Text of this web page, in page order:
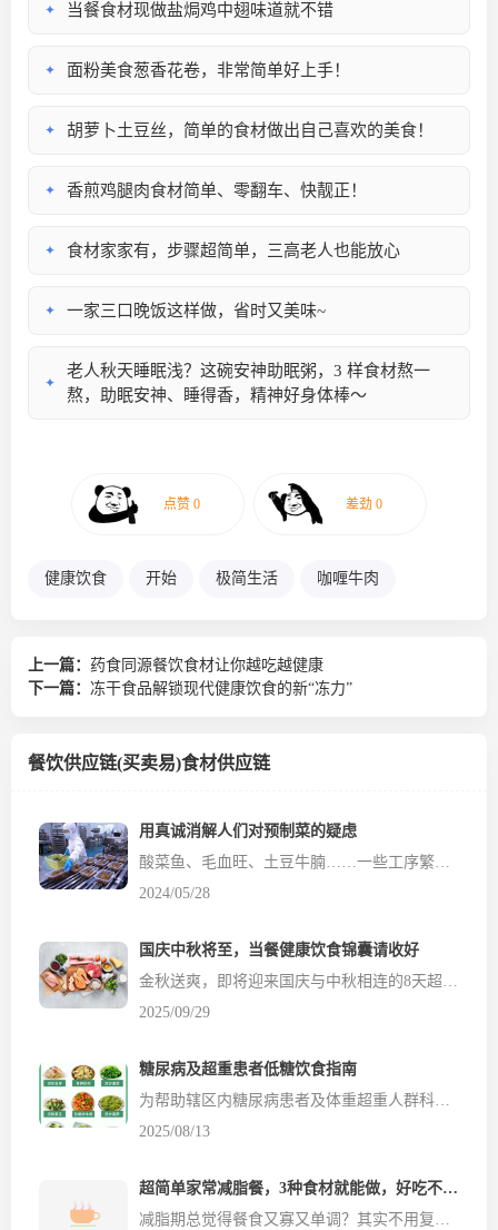
✦ 当餐食材现做盐焗鸡中翅味道就不错
✦ ​面粉美食葱香花卷，非常简单好上手！
✦ 胡萝卜土豆丝，简单的食材做出自己喜欢的美食！
✦ 香煎鸡腿肉食材简单、零翻车、快靓正！
✦ 食材家家有，步骤超简单，三高老人也能放心
✦ 一家三口晚饭这样做，省时又美味~
✦
老人秋天睡眠浅？这碗安神助眠粥，3 样食材熬一
熬，助眠安神、睡得香，精神好身体棒～
健康饮食 开始 极简生活 咖喱牛肉
上一篇： 药食同源餐饮食材让你越吃越健康
下一篇： 冻干食品解锁现代健康饮食的新“冻力”
餐饮供应链(买卖易)食材供应链
用真诚消解人们对预制菜的疑虑
酸菜鱼、毛血旺、土豆牛腩……一些工序繁琐的美味佳肴，餐饮店能在极短时间端到食客面前。究竟是现炒现制，还是预制菜？消费者有疑虑，而一些商家却总是讳莫如深。近日，有企业给出了正面回应。快餐品牌老乡鸡在网络上发布公开信，就菜品是否为预制菜公开回应，表示现做菜占七成以上，还公布了餐厅供应商明细、追溯档案、菜品制作流程等信息。此举不但没有引...
2024/05/28
国庆中秋将至，当餐健康饮食锦囊请收好
金秋送爽，即将迎来国庆与中秋相连的8天超长假期。无论是家庭团聚、走亲访友，还是外出旅行，美食总是节日的主角。然而，大快朵颐之后，体重悄悄上涨、血糖血压波动、肠胃提出“抗议”等情况可能纷纷“找上门”。 健康人群：享受美食，贵在“平衡”与“适度” 对于身体健康的人群来...
2025/09/29
糖尿病及超重患者低糖饮食指南
为帮助辖区内糖尿病患者及体重超重人群科学控制血糖、管理体重，餐饮食材网结合低糖食物特点与健康饮食原则，建议各位食客制定以下一日健康指导指南，助力大家通过合理饮食改善健康状况。 低糖饮食的核心原则 控量优先：无论是主食、水果还是肉类，均需控制摄入量，避免过量导致血糖波动或热量超标。 粗细搭配：用糙米、燕麦、玉米等粗粮替代部分精米白面，增加膳食纤维摄入，延缓血...
2025/08/13
超简单家常减脂餐，3种食材就能做，好吃不挨饿！
减脂期总觉得餐食又寡又单调？其实不用复杂食材，家里常见的土豆、鸡蛋、番茄，就能做出美味又低卡的减脂餐，餐饮食材网今天分享两款零失败的家常减脂餐做法，新手也能轻松上手～土豆泥生菜沙拉 食材：土豆、鸡蛋、生菜、生抽、陈醋、香油、黑胡椒、白芝麻做法：1. 土豆切片、鸡蛋洗净，一起上锅蒸熟；2. 把蒸熟的土豆和鸡蛋放入碗中捣成泥，生菜洗净撕碎也加进去；3. 调一碗料...